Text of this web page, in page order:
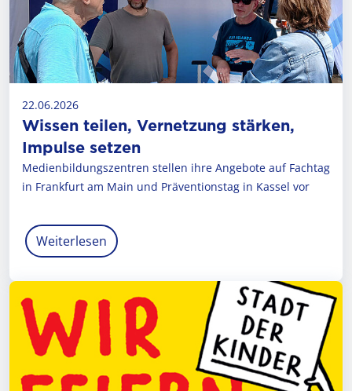
22.06.2026
Wissen teilen, Vernetzung stärken,
Impulse setzen
Medienbildungszentren stellen ihre Angebote auf Fachtag
in Frankfurt am Main und Präventionstag in Kassel vor
Weiterlesen